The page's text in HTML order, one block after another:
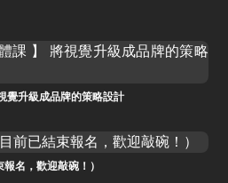
覺升級成品牌的策略設計
名，歡迎敲碗！）